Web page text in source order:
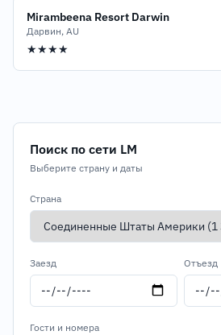
Mirambeena Resort Darwin
Дарвин, AU
★★★★
Поиск по сети LM
Выберите страну и даты
Страна
Заезд Отъезд
Гости и номера